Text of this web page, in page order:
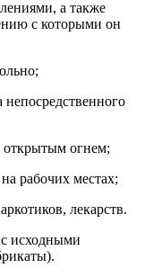
а также
с которыми он
непосредственного
открытым огнем;
рабочих местах;
лекарств.
исходными